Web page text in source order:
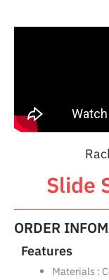
Slide
ORDER
Features
Materials :